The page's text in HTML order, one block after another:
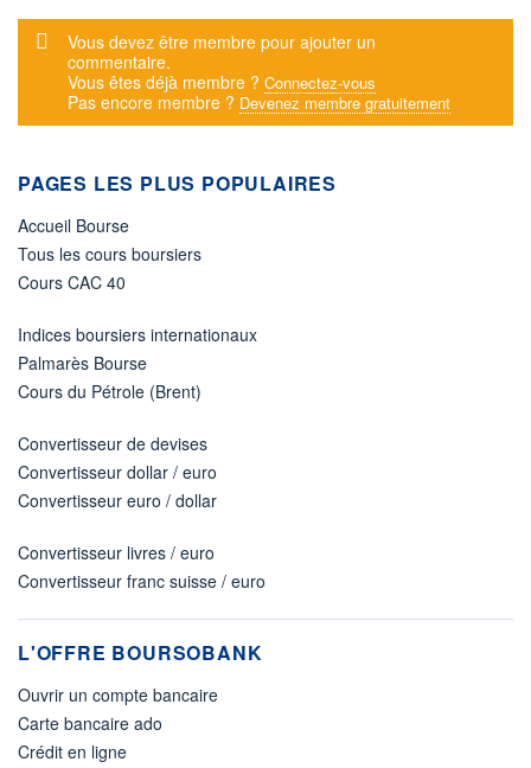
Message d'alerte
Vous devez être membre pour ajouter un
commentaire.
Vous êtes déjà membre ? Connectez-vous
Pas encore membre ? Devenez membre gratuitement
PAGES LES PLUS POPULAIRES
Accueil Bourse
Tous les cours boursiers
Cours CAC 40
Indices boursiers internationaux
Palmarès Bourse
Cours du Pétrole (Brent)
Convertisseur de devises
Convertisseur dollar / euro
Convertisseur euro / dollar
Convertisseur livres / euro
Convertisseur franc suisse / euro
L'OFFRE BOURSOBANK
Ouvrir un compte bancaire
Carte bancaire ado
Crédit en ligne